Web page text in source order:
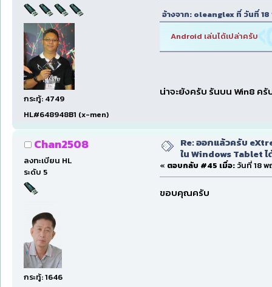
กระทู้: 4749
HL#648948B1 (x-men)
อ้างจาก: oleanglex ที่ วันที่
Android เล่นได้เปล่าครับ
น่าจะยังครับ รันบน Win8 ค
Chan2508
ลงทะเบียน HL
ระดับ 5
กระทู้: 1646
Re: ออกแล้วครับ
ใน Windows Tablet
« ตอบกลับ #45 เมื่อ: วันที่ 18 พ
ขอบคุณครับ